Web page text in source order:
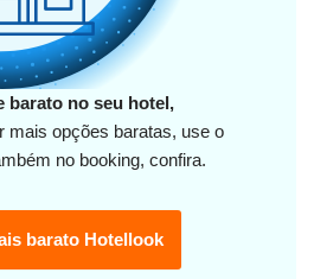
barato no seu hotel,
mais opções baratas, use o
no booking, confira.
barato Hotellook